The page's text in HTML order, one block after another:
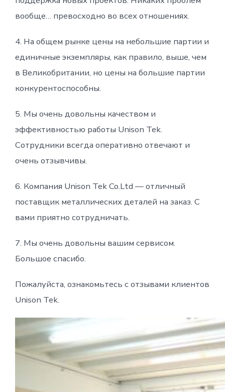
вообще… превосходно во всех отношениях.
4. На общем рынке цены на небольшие партии и
единичные экземпляры, как правило, выше, чем
в Великобритании, но цены на большие партии
конкурентоспособны.
5. Мы очень довольны качеством и
эффективностью работы Unison Tek.
Сотрудники всегда оперативно отвечают и
очень отзывчивы.
6. Компания Unison Tek Co.Ltd — отличный
поставщик металлических деталей на заказ. С
вами приятно сотрудничать.
7. Мы очень довольны вашим сервисом.
Большое спасибо.
Пожалуйста, ознакомьтесь с отзывами клиентов
Unison Tek.